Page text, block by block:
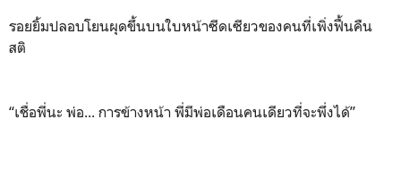
รอยยิ้มปลอบโยนผุดขึ้นบนใบหน้าซีดเซียวของคนที่เพิ่งฟื้นคืน
สติ
“เชื่อพี่นะ พ่อ... การข้างหน้า พี่มีพ่อเดือนคนเดียวที่จะพึ่งได้”